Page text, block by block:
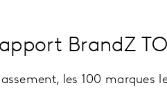
BrandZ
les 100 marques